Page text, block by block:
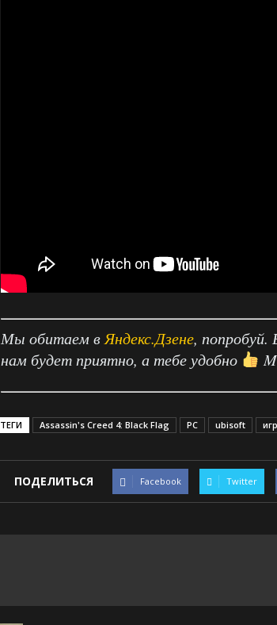
Мы обитаем в Яндекс.Дзене, попробуй.
нам будет приятно, а тебе удобно
ТЕГИ Assassin's Creed 4: Black Flag PC ubisoft
ПОДЕЛИТЬСЯ Facebook Twitter